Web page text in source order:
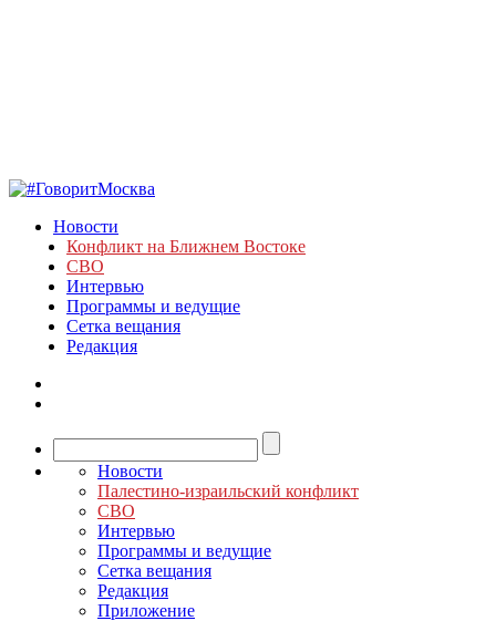
Новости
Конфликт на Ближнем Востоке
СВО
Интервью
Программы и ведущие
Сетка вещания
Редакция
Новости
Палестино-израильский конфликт
СВО
Интервью
Программы и ведущие
Сетка вещания
Редакция
Приложение